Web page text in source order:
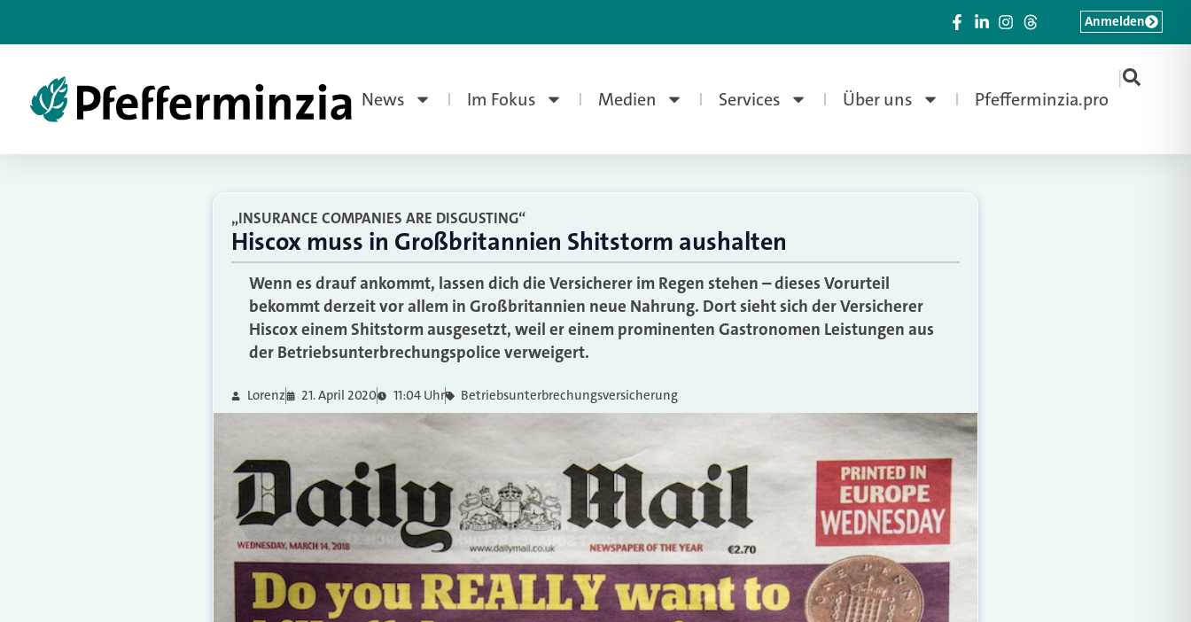
News Im Fokus Medien Services Über uns Pfefferminzia.pro
|
Anmelden
„INSURANCE COMPANIES ARE DISGUSTING“
Hiscox muss in Großbritannien Shitstorm aushalten
Wenn es drauf ankommt, lassen dich die Versicherer im Regen stehen – dieses Vorurteil
bekommt derzeit vor allem in Großbritannien neue Nahrung. Dort sieht sich der Versicherer
Hiscox einem Shitstorm ausgesetzt, weil er einem prominenten Gastronomen Leistungen aus
der Betriebsunterbrechungspolice verweigert.
Lorenz 21. April 2020 11:04 Uhr Betriebsunterbrechungsversicherung